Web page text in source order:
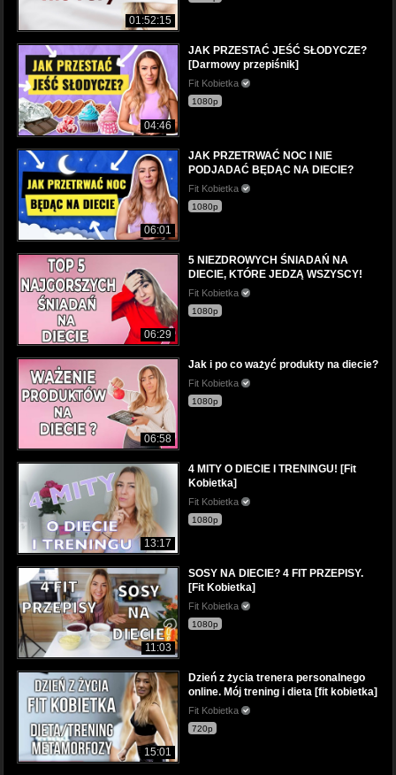
01:52:15
04:46
JAK PRZESTAĆ JEŚĆ SŁODYCZE?
[Darmowy przepiśnik]
Fit Kobietka
1080p
06:01
JAK PRZETRWAĆ NOC I NIE
PODJADAĆ BĘDĄC NA DIECIE?
Fit Kobietka
1080p
06:29
5 NIEZDROWYCH ŚNIADAŃ NA
DIECIE, KTÓRE JEDZĄ WSZYSCY!
Fit Kobietka
1080p
06:58
Jak i po co ważyć produkty na diecie?
Fit Kobietka
1080p
13:17
4 MITY O DIECIE I TRENINGU! [Fit
Kobietka]
Fit Kobietka
1080p
11:03
SOSY NA DIECIE? 4 FIT PRZEPISY.
[Fit Kobietka]
Fit Kobietka
1080p
15:01
Dzień z życia trenera personalnego
online. Mój trening i dieta [fit kobietka]
Fit Kobietka
720p